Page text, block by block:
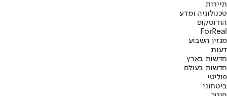
תיירות
טכנולוגיה ומדע
הורוסקופ
ForReal
מגזין השבוע
דעות
חדשות בארץ
חדשות בעולם
פוליטי
ביטחוני